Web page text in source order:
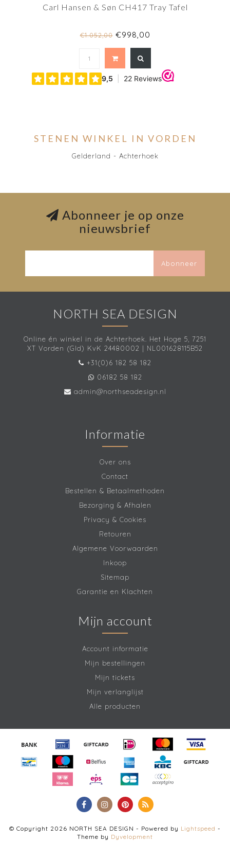
Carl Hansen & Søn CH417 Tray Tafel
€1.052,00€998,00
STENEN WINKEL IN VORDEN
Gelderland - Achterhoek
Abonneer je op onze
nieuwsbrief
Abonneer
NORTH SEA DESIGN
Online én winkel in de Achterhoek. Het Hoge 5, 7251
XT Vorden (Gld) KvK 24480002 | NL001628115B52
+31(0)6 182 58 182
06182 58 182
admin@northseadesign.nl
Informatie
Over ons
Contact
Bestellen & Betaalmethoden
Bezorging & Afhalen
Privacy & Cookies
Retouren
Algemene Voorwaarden
Inkoop
Sitemap
Garantie en Klachten
Mijn account
Account informatie
Mijn bestellingen
Mijn tickets
Mijn verlanglijst
Alle producten
© Copyright 2026 NORTH SEA DESIGN - Powered by Lightspeed -
Theme by Dyvelopment